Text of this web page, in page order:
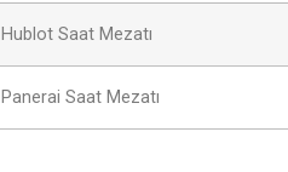
Hublot Saat Mezatı
Panerai Saat Mezatı